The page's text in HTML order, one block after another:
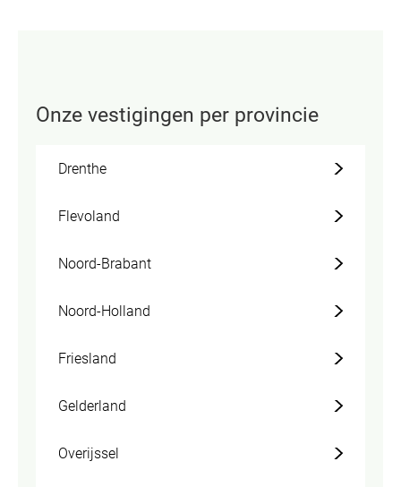
Onze vestigingen per provincie
Drenthe
Flevoland
Noord-Brabant
Noord-Holland
Friesland
Gelderland
Overijssel